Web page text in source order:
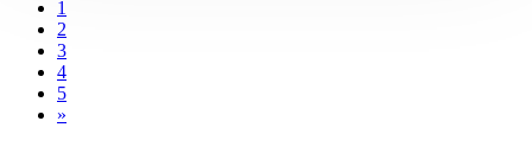
1
2
3
4
5
»